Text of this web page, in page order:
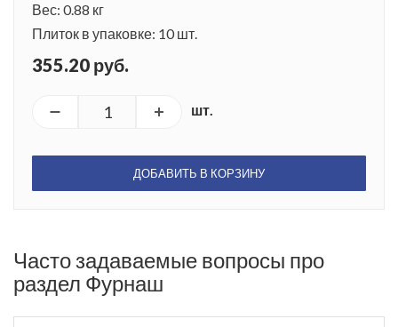
Вес: 0.88 кг
Плиток в упаковке: 10 шт.
355.20 руб.
шт.
ДОБАВИТЬ В КОРЗИНУ
Часто задаваемые вопросы про
раздел Фурнаш